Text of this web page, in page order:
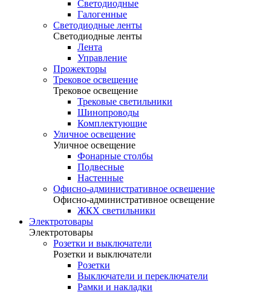
Светодиодные
Галогенные
Светодиодные ленты
Светодиодные ленты
Лента
Управление
Прожекторы
Трековое освещение
Трековое освещение
Трековые светильники
Шинопроводы
Комплектующие
Уличное освещение
Уличное освещение
Фонарные столбы
Подвесные
Настенные
Офисно-административное освещение
Офисно-административное освещение
ЖКХ светильники
Электротовары
Электротовары
Розетки и выключатели
Розетки и выключатели
Розетки
Выключатели и переключатели
Рамки и накладки